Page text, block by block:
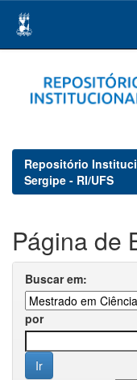
navigation
Repositório
Sergipe - RI/UFS
Página de
Buscar em:
por